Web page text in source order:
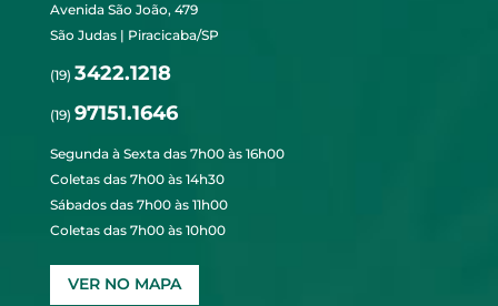
Avenida São João, 479
São Judas | Piracicaba/SP
(19) 3422.1218
(19) 97151.1646
Segunda à Sexta das 7h00 às 16h00
Coletas das 7h00 às 14h30
Sábados das 7h00 às 11h00
Coletas das 7h00 às 10h00
VER NO MAPA